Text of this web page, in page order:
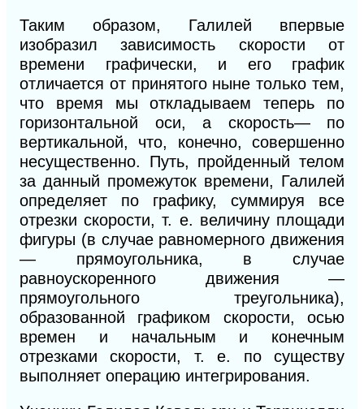
Таким образом, Галилей впервые
изобразил зависимость скорости от
времени графически, и его график
отличается от принятого ныне только тем,
что время мы откладываем теперь по
горизонтальной оси, а скорость— по
вертикальной, что, конечно, совершенно
несущественно. Путь, пройденный телом
за данный промежуток времени, Галилей
определяет по графику, суммируя все
отрезки скорости, т. е. величину площади
фигуры (в случае равномерного движения
— прямоугольника, в случае
равноускоренного движения —
прямоугольного треугольника),
образованной графиком скорости, осью
времен и начальным и конечным
отрезками скорости, т. е. по существу
выполняет операцию интегрирования.